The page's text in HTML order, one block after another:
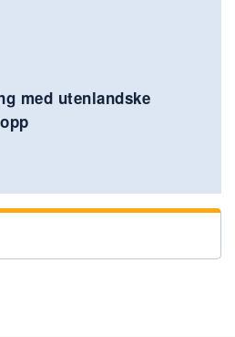
med utenlandske